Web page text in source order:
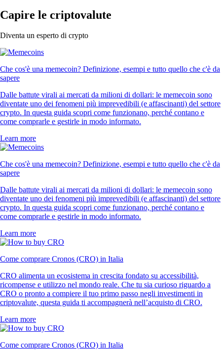
Capire le criptovalute
Diventa un esperto di crypto
Che cos'è una memecoin? Definizione, esempi e tutto quello che c'è da
sapere
Dalle battute virali ai mercati da milioni di dollari: le memecoin sono
diventate uno dei fenomeni più imprevedibili (e affascinanti) del settore
crypto. In questa guida scopri come funzionano, perché contano e
come comprarle e gestirle in modo informato.
Learn more
Che cos'è una memecoin? Definizione, esempi e tutto quello che c'è da
sapere
Dalle battute virali ai mercati da milioni di dollari: le memecoin sono
diventate uno dei fenomeni più imprevedibili (e affascinanti) del settore
crypto. In questa guida scopri come funzionano, perché contano e
come comprarle e gestirle in modo informato.
Learn more
Come comprare Cronos (CRO) in Italia
CRO alimenta un ecosistema in crescita fondato su accessibilità,
ricompense e utilizzo nel mondo reale. Che tu sia curioso riguardo a
CRO o pronto a compiere il tuo primo passo negli investimenti in
criptovalute, questa guida ti accompagnerà nell’acquisto di CRO.
Learn more
Come comprare Cronos (CRO) in Italia